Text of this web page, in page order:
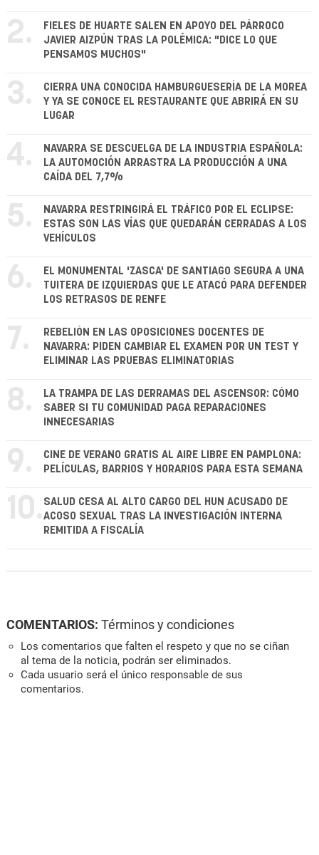
2.
FIELES DE HUARTE SALEN EN APOYO DEL PÁRROCO
JAVIER AIZPÚN TRAS LA POLÉMICA: "DICE LO QUE
PENSAMOS MUCHOS"
3.
CIERRA UNA CONOCIDA HAMBURGUESERÍA DE LA MOREA
Y YA SE CONOCE EL RESTAURANTE QUE ABRIRÁ EN SU
LUGAR
4.
NAVARRA SE DESCUELGA DE LA INDUSTRIA ESPAÑOLA:
LA AUTOMOCIÓN ARRASTRA LA PRODUCCIÓN A UNA
CAÍDA DEL 7,7%
5.
NAVARRA RESTRINGIRÁ EL TRÁFICO POR EL ECLIPSE:
ESTAS SON LAS VÍAS QUE QUEDARÁN CERRADAS A LOS
VEHÍCULOS
6.
EL MONUMENTAL 'ZASCA' DE SANTIAGO SEGURA A UNA
TUITERA DE IZQUIERDAS QUE LE ATACÓ PARA DEFENDER
LOS RETRASOS DE RENFE
7.
REBELIÓN EN LAS OPOSICIONES DOCENTES DE
NAVARRA: PIDEN CAMBIAR EL EXAMEN POR UN TEST Y
ELIMINAR LAS PRUEBAS ELIMINATORIAS
8.
LA TRAMPA DE LAS DERRAMAS DEL ASCENSOR: CÓMO
SABER SI TU COMUNIDAD PAGA REPARACIONES
INNECESARIAS
9.
CINE DE VERANO GRATIS AL AIRE LIBRE EN PAMPLONA:
PELÍCULAS, BARRIOS Y HORARIOS PARA ESTA SEMANA
10. SALUD CESA AL ALTO CARGO DEL HUN ACUSADO DE
ACOSO SEXUAL TRAS LA INVESTIGACIÓN INTERNA
REMITIDA A FISCALÍA
COMENTARIOS: Términos y condiciones
Los comentarios que falten el respeto y que no se ciñan
al tema de la noticia, podrán ser eliminados.
Cada usuario será el único responsable de sus
comentarios.